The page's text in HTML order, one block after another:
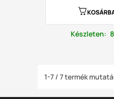
Készleten:
1-7 / 7 termék